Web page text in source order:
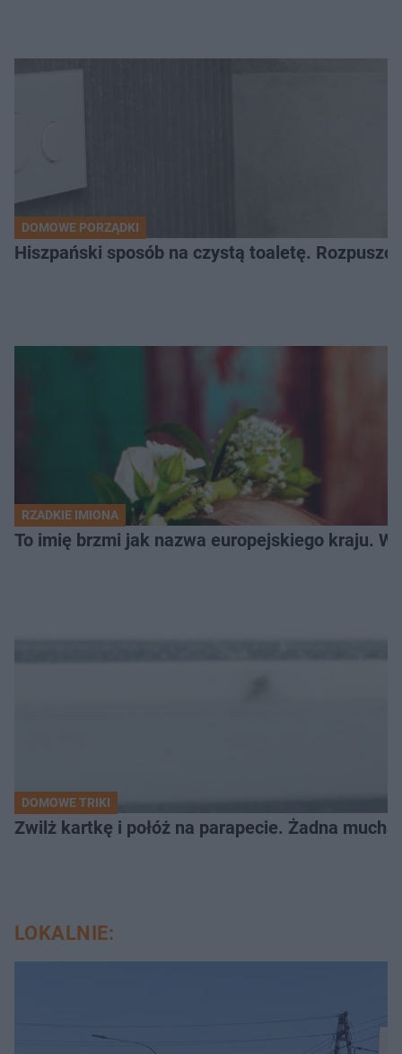
DOMOWE PORZĄDKI
Hiszpański sposób na czystą toaletę.
RZADKIE IMIONA
To imię brzmi jak nazwa europejskiego kraju.
DOMOWE TRIKI
Zwilż kartkę i połóż na parapecie. Żadna
LOKALNIE: